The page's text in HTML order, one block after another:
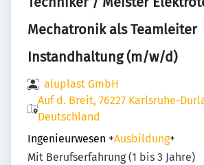
Mechatronik als Teamleiter
Instandhaltung (m/w/d)
aluplast GmbH
Auf d. Breit, 76227 Karlsruhe-
Deutschland
Ingenieurwesen +Ausbildung+
Mit Berufserfahrung (1 bis 3 Jahre)